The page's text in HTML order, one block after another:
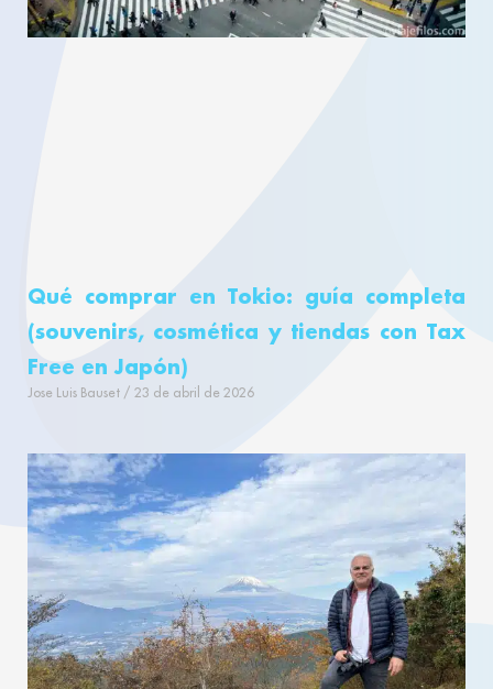
Qué comprar en Tokio: guía completa
(souvenirs, cosmética y tiendas con Tax
Free en Japón)
Jose Luis Bauset 23 de abril de 2026